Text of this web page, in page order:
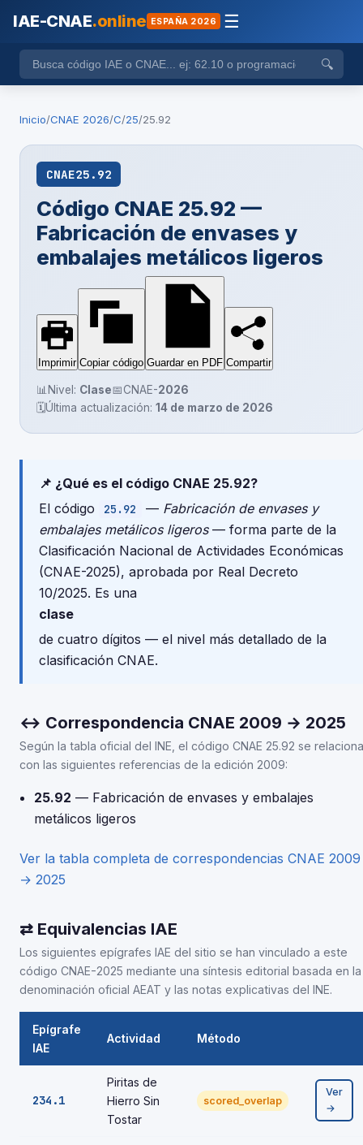
IAE-CNAE.online ESPAÑA 2026 ☰
🔍
Inicio/CNAE 2026/C/25/25.92
CNAE25.92
Código CNAE 25.92 —
Fabricación de envases y
embalajes metálicos ligeros
Imprimir Copiar código Guardar en PDF Compartir
📊 Nivel: Clase📅CNAE-2026
🗓️Última actualización: 14 de marzo de 2026
📌 ¿Qué es el código CNAE 25.92?
El código
25.92 — Fabricación de envases y
embalajes metálicos ligeros— forma parte de la
Clasificación Nacional de Actividades Económicas
(CNAE-2025), aprobada por Real Decreto
10/2025. Es una
clase
de cuatro dígitos — el nivel más detallado de la
clasificación CNAE.
↔ Correspondencia CNAE 2009 → 2025
Según la tabla oficial del INE, el código CNAE 25.92 se relaciona
con las siguientes referencias de la edición 2009:
25.92 — Fabricación de envases y embalajes
metálicos ligeros
Ver la tabla completa de correspondencias CNAE 2009
→ 2025
⇄ Equivalencias IAE
Los siguientes epígrafes IAE del sitio se han vinculado a este
código CNAE-2025 mediante una síntesis editorial basada en la
denominación oficial AEAT y las notas explicativas del INE.
Epígrafe
IAE
Actividad Método
234.1
Piritas de
Hierro Sin
Tostar
scored_overlap
Ver
→